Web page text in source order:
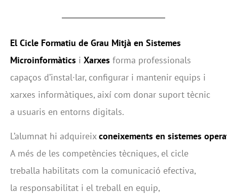
El Cicle Formatiu de Grau Mitjà en Sistemes
Microinformàtics i Xarxes forma professionals
capaços d’instal·lar, configurar i mantenir equips i
xarxes informàtiques, així com donar suport tècnic
a usuaris en entorns digitals.
L’alumnat hi adquireixconeixements en sistemes
A més de les competències tècniques, el cicle
treballa habilitats com la comunicació efectiva,
la responsabilitat i el treball en equip,